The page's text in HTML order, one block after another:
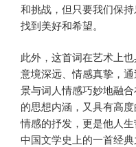
和挑战，但只要我们保
找到美好和希望。
此外，这首词在艺术上
意境深远、情感真挚，
景与词人情感巧妙地融
的思想内涵，又具有高
情感的抒发，更是他人
中国文学史上的一首经